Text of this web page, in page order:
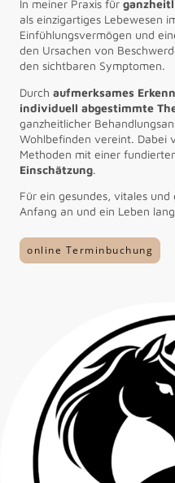
In meiner Praxis für
als einzigartiges Lebewesen
Einfühlungsvermögen und
den Ursachen von
den sichtbaren Symptomen.
Durch aufmerksames
individuell abgestimmte
ganzheitlicher
Wohlbefinden vereint. Dabei
Methoden mit einer
Einschätzung.
Für ein gesundes, vitales
Anfang an und ein Leben
online Terminbuchung